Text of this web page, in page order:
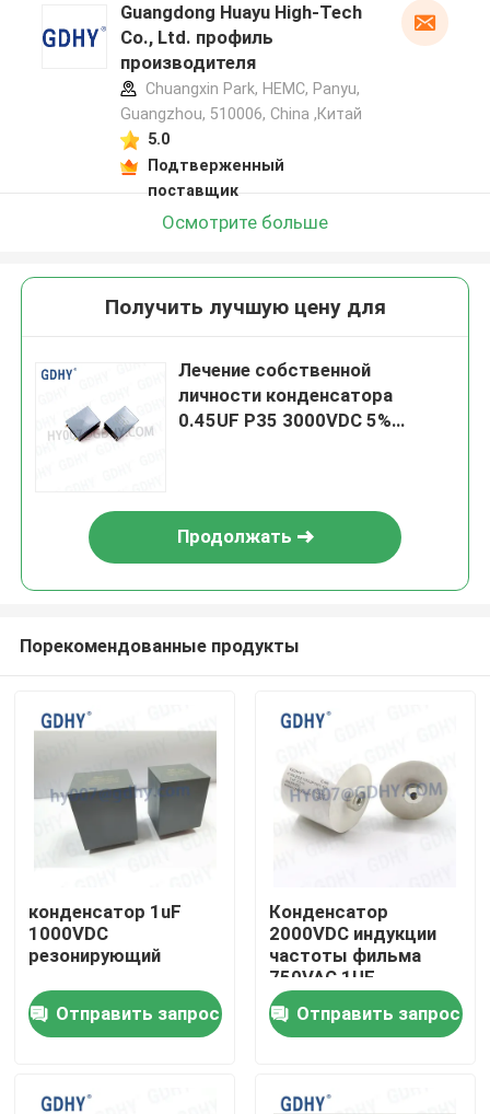
Дом
Продукты
О нас
Guangdong Huayu High-Tech
Co., Ltd. профиль
производителя
Chuangxin Park, HEMC, Panyu,
Guangzhou, 510006, China ,Китай
5.0
Подтверженный
поставщик
Осмотрите больше
Получить лучшую цену для
Лечение собственной
личности конденсатора
0.45UF P35 3000VDC 5%
Продолжать
Порекомендованные продукты
конденсатор 1uF
1000VDC
резонирующий
Отправить запрос
Конденсатор
2000VDC индукции
частоты фильма
750VAC 1UF
резонирующий
Отправить запрос